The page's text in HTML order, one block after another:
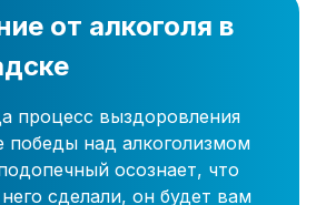
от алкоголя в
процесс выздоровления
победы над алкоголизмом
осознает, что
сделали, он будет вам